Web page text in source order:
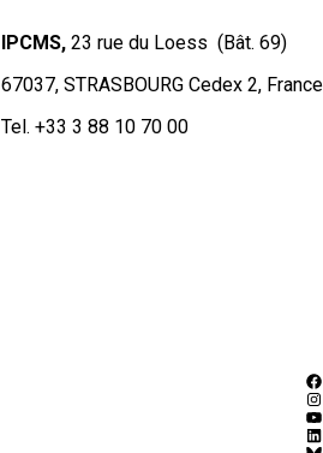
IPCMS, 23 rue du Loess (Bât. 69)
67037, STRASBOURG Cedex 2, France
Tel. +33 3 88 10 70 00